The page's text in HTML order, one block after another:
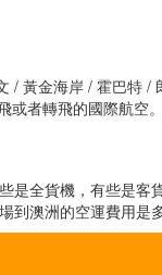
/ 黃金海岸 / 霍巴特 /
或者轉飛的國際航空
是全貨機，有些是客
到澳洲的空運費用是